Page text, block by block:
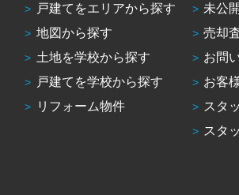
戸建てをエリアから探す
地図から探す
土地を学校から探す
戸建てを学校から探す
リフォーム物件
未公
売却
お問
お客
スタ
スタ